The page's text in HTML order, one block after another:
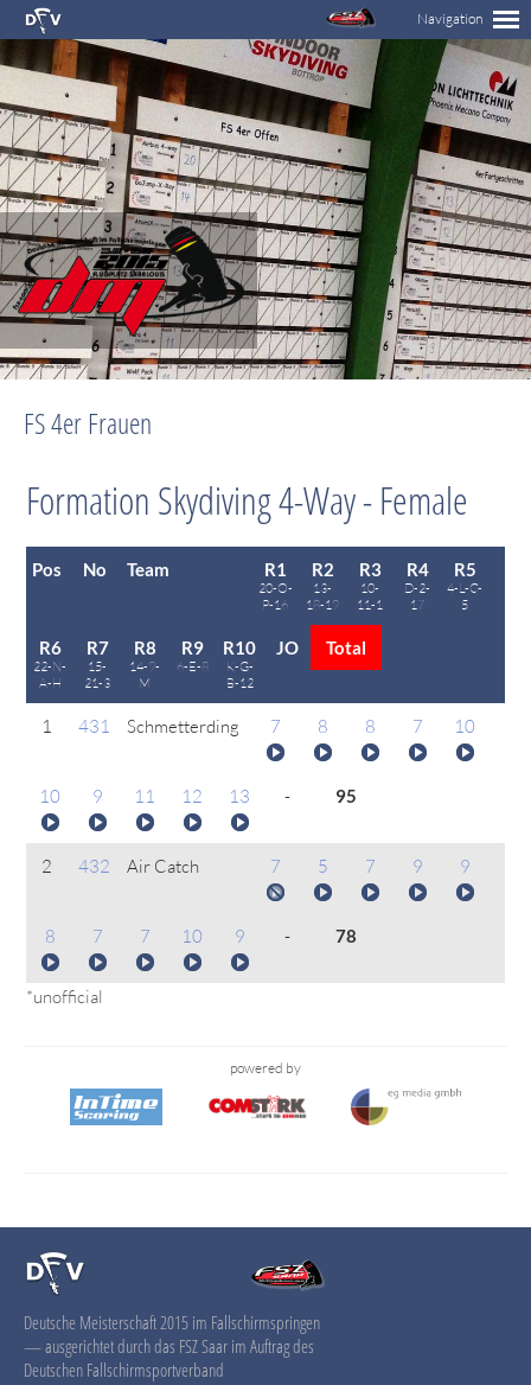
FS 4er Frauen
Formation Skydiving 4-Way - Female
Pos No Team R1
20-O-
P-16
R2
13-
18-19
R3
10-
11-1
R4
D-2-
17
R5
4-L-C-
5
R6
22-N-
A-H
R7
15-
21-3
R8
14-9-
M
R9
6-E-8
R10
K-G-
B-12
JO Total
1 431 Schmetterding 7 8 8 7 10
10 9 11 12 13 - 95
2 432 Air Catch 7 5 7 9 9
8 7 7 10 9 - 78
*unofficial
powered by
Deutsche Meisterschaft 2015 im Fallschirmspringen
— ausgerichtet durch das FSZ Saar im Auftrag des
Deutschen Fallschirmsportverband